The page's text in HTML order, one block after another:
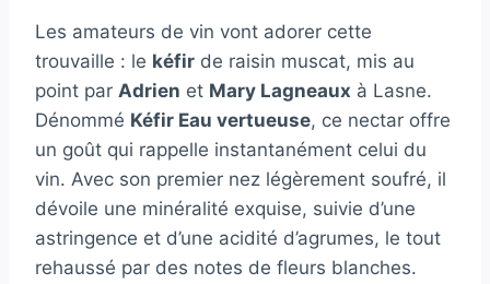
Les amateurs de vin vont adorer cette
trouvaille : le kéfir de raisin muscat, mis au
point par Adrien et Mary Lagneaux à Lasne.
Dénommé Kéfir Eau vertueuse, ce nectar offre
un goût qui rappelle instantanément celui du
vin. Avec son premier nez légèrement soufré, il
dévoile une minéralité exquise, suivie d’une
astringence et d’une acidité d’agrumes, le tout
rehaussé par des notes de fleurs blanches.